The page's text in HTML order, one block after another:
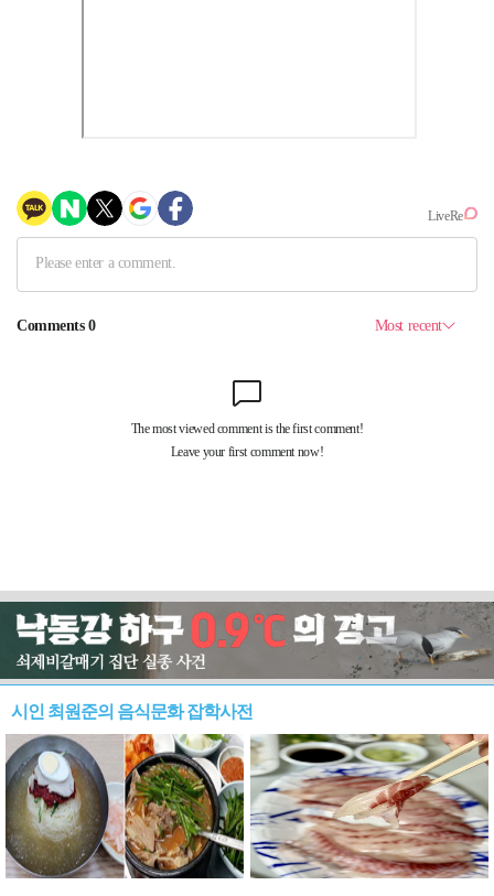
시인 최원준의 음식문화 잡학사전